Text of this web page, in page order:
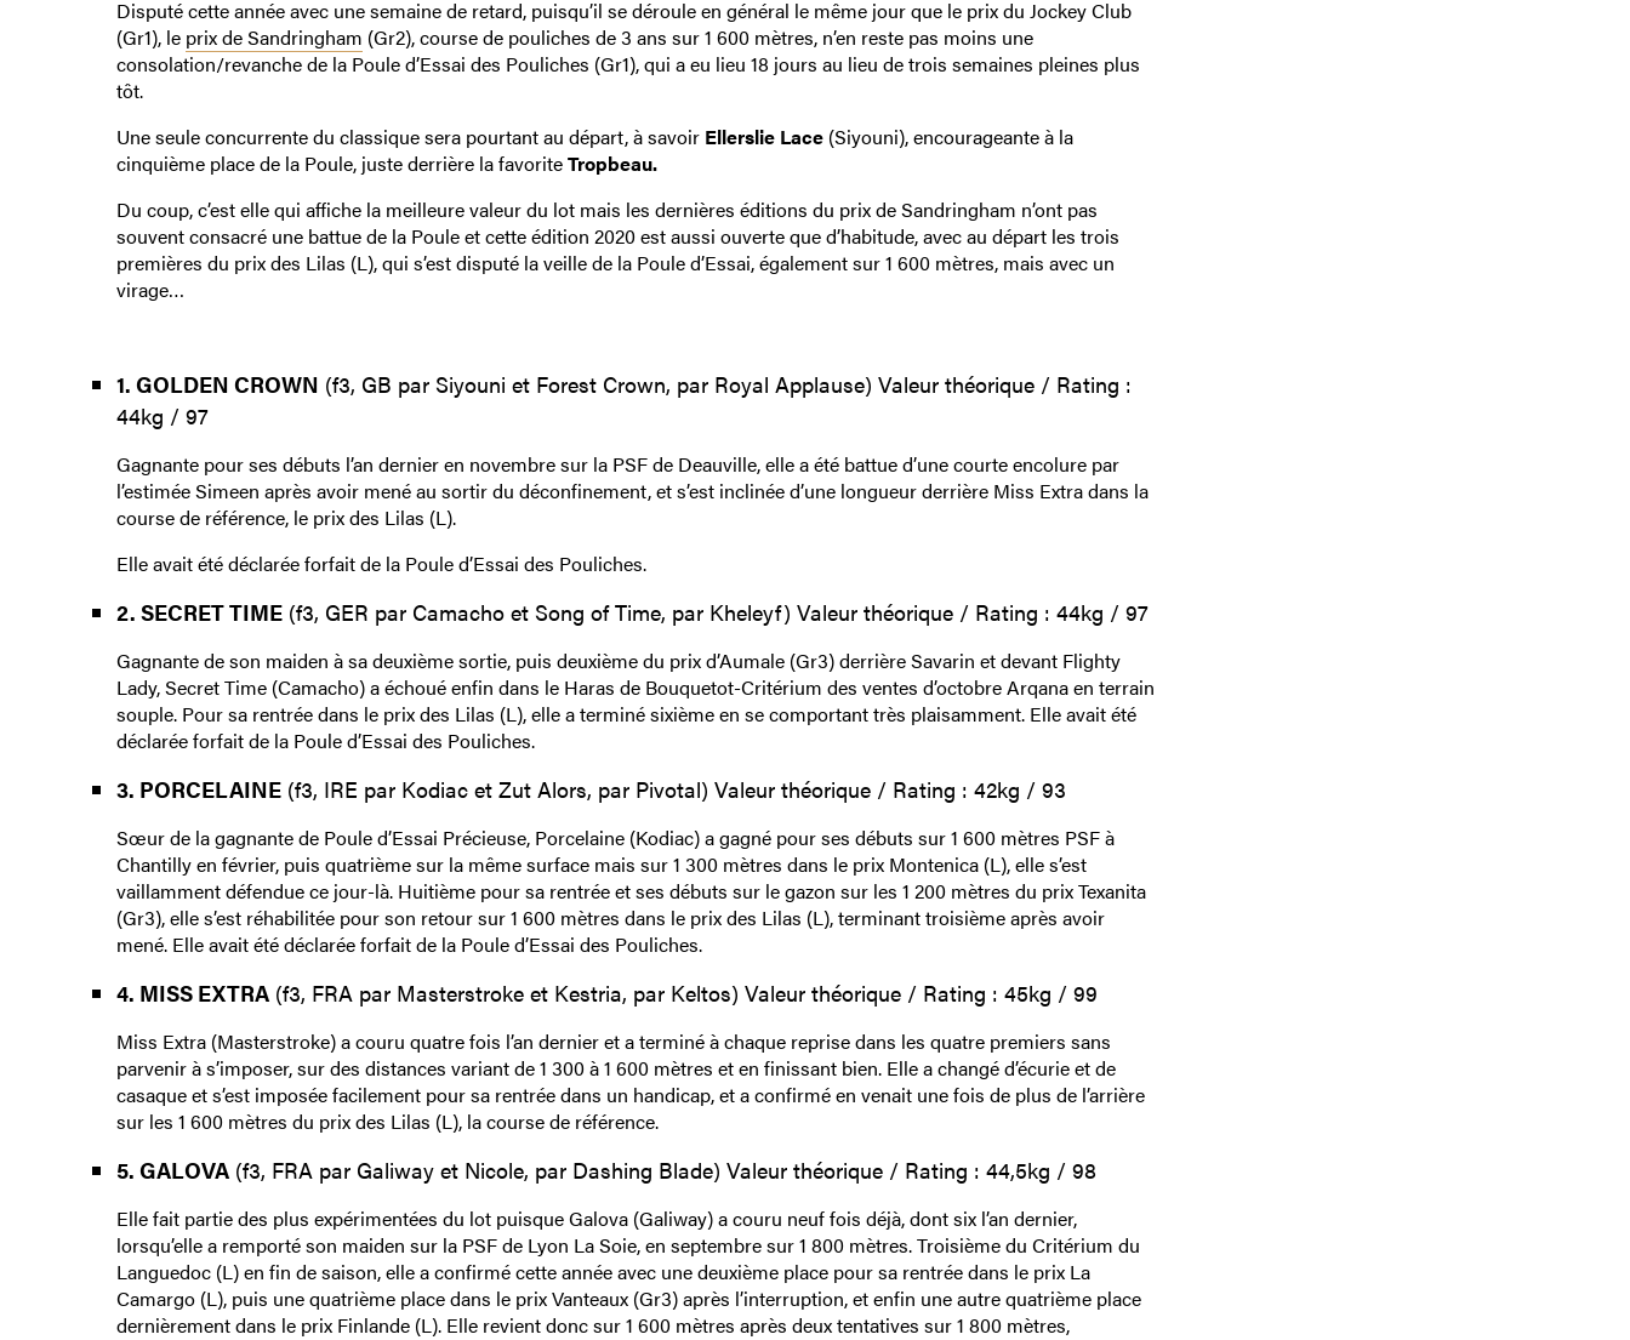
Disputé cette année avec une semaine de retard, puisqu’il se déroule en général le même jour que le prix du Jockey Club
(Gr1), le prix de Sandringham (Gr2), course de pouliches de 3 ans sur 1 600 mètres, n’en reste pas moins une
consolation/revanche de la Poule d’Essai des Pouliches (Gr1), qui a eu lieu 18 jours au lieu de trois semaines pleines plus
tôt.
Une seule concurrente du classique sera pourtant au départ, à savoir Ellerslie Lace(Siyouni), encourageante à la
cinquième place de la Poule, juste derrière la favoriteTropbeau.
Du coup, c’est elle qui affiche la meilleure valeur du lot mais les dernières éditions du prix de Sandringham n’ont pas
souvent consacré une battue de la Poule et cette édition 2020 est aussi ouverte que d’habitude, avec au départ les trois
premières du prix des Lilas (L), qui s’est disputé la veille de la Poule d’Essai, également sur 1 600 mètres, mais avec un
virage…
1. GOLDEN CROWN (f3, GB par Siyouni et Forest Crown, par Royal Applause) Valeur théorique / Rating :
44kg / 97
Gagnante pour ses débuts l’an dernier en novembre sur la PSF de Deauville, elle a été battue d’une courte encolure par
l’estimée Simeen après avoir mené au sortir du déconfinement, et s’est inclinée d’une longueur derrière Miss Extra dans la
course de référence, le prix des Lilas (L).
Elle avait été déclarée forfait de la Poule d’Essai des Pouliches.
2. SECRET TIME(f3, GER par Camacho et Song of Time, par Kheleyf) Valeur théorique / Rating : 44kg / 97
Gagnante de son maiden à sa deuxième sortie, puis deuxième du prix d’Aumale (Gr3) derrière Savarin et devant Flighty
Lady, Secret Time (Camacho) a échoué enfin dans le Haras de Bouquetot-Critérium des ventes d’octobre Arqana en terrain
souple. Pour sa rentrée dans le prix des Lilas (L), elle a terminé sixième en se comportant très plaisamment. Elle avait été
déclarée forfait de la Poule d’Essai des Pouliches.
3. PORCELAINE(f3, IRE par Kodiac et Zut Alors, par Pivotal) Valeur théorique / Rating : 42kg / 93
Sœur de la gagnante de Poule d’Essai Précieuse, Porcelaine (Kodiac) a gagné pour ses débuts sur 1 600 mètres PSF à
Chantilly en février, puis quatrième sur la même surface mais sur 1 300 mètres dans le prix Montenica (L), elle s’est
vaillamment défendue ce jour-là. Huitième pour sa rentrée et ses débuts sur le gazon sur les 1 200 mètres du prix Texanita
(Gr3), elle s’est réhabilitée pour son retour sur 1 600 mètres dans le prix des Lilas (L), terminant troisième après avoir
mené. Elle avait été déclarée forfait de la Poule d’Essai des Pouliches.
4. MISS EXTRA(f3, FRA par Masterstroke et Kestria, par Keltos) Valeur théorique / Rating : 45kg / 99
Miss Extra (Masterstroke) a couru quatre fois l’an dernier et a terminé à chaque reprise dans les quatre premiers sans
parvenir à s’imposer, sur des distances variant de 1 300 à 1 600 mètres et en finissant bien. Elle a changé d’écurie et de
casaque et s’est imposée facilement pour sa rentrée dans un handicap, et a confirmé en venait une fois de plus de l’arrière
sur les 1 600 mètres du prix des Lilas (L), la course de référence.
5. GALOVA(f3, FRA par Galiway et Nicole, par Dashing Blade) Valeur théorique / Rating : 44,5kg / 98
Elle fait partie des plus expérimentées du lot puisque Galova (Galiway) a couru neuf fois déjà, dont six l’an dernier,
lorsqu’elle a remporté son maiden sur la PSF de Lyon La Soie, en septembre sur 1 800 mètres. Troisième du Critérium du
Languedoc (L) en fin de saison, elle a confirmé cette année avec une deuxième place pour sa rentrée dans le prix La
Camargo (L), puis une quatrième place dans le prix Vanteaux (Gr3) après l’interruption, et enfin une autre quatrième place
dernièrement dans le prix Finlande (L). Elle revient donc sur 1 600 mètres après deux tentatives sur 1 800 mètres,